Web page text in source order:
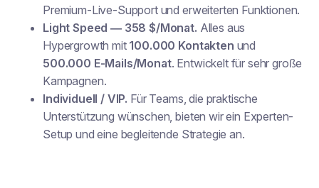
Premium-Live-Support und erweiterten Funktionen.
Light Speed — 358 $/Monat. Alles aus
Hypergrowth mit 100.000 Kontakten und
500.000 E-Mails/Monat. Entwickelt für sehr große
Kampagnen.
Individuell / VIP. Für Teams, die praktische
Unterstützung wünschen, bieten wir ein Experten-
Setup und eine begleitende Strategie an.